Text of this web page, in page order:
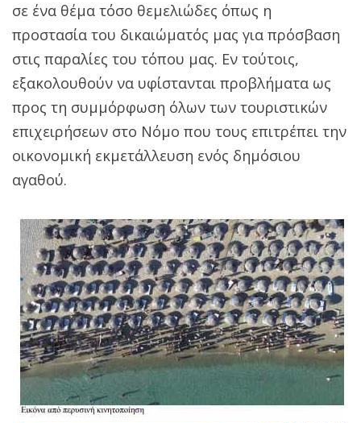
σε ένα θέμα τόσο θεμελιώδες όπως η
προστασία του δικαιώματός μας για πρόσβαση
στις παραλίες του τόπου μας. Εν τούτοις,
εξακολουθούν να υφίστανται προβλήματα ως
προς τη συμμόρφωση όλων των τουριστικών
επιχειρήσεων στο Νόμο που τους επιτρέπει την
οικονομική εκμετάλλευση ενός δημόσιου
αγαθού.